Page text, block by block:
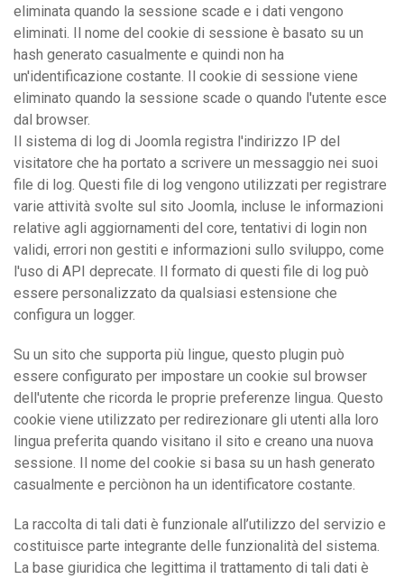
eliminata quando la sessione scade e i dati vengono
eliminati. Il nome del cookie di sessione è basato su un
hash generato casualmente e quindi non ha
un'identificazione costante. Il cookie di sessione viene
eliminato quando la sessione scade o quando l'utente esce
dal browser.
Il sistema di log di Joomla registra l'indirizzo IP del
visitatore che ha portato a scrivere un messaggio nei suoi
file di log. Questi file di log vengono utilizzati per registrare
varie attività svolte sul sito Joomla, incluse le informazioni
relative agli aggiornamenti del core, tentativi di login non
validi, errori non gestiti e informazioni sullo sviluppo, come
l'uso di API deprecate. Il formato di questi file di log può
essere personalizzato da qualsiasi estensione che
configura un logger.
Su un sito che supporta più lingue, questo plugin può
essere configurato per impostare un cookie sul browser
dell'utente che ricorda le proprie preferenze lingua. Questo
cookie viene utilizzato per redirezionare gli utenti alla loro
lingua preferita quando visitano il sito e creano una nuova
sessione. Il nome del cookie si basa su un hash generato
casualmente e perciònon ha un identificatore costante.
La raccolta di tali dati è funzionale all’utilizzo del servizio e
costituisce parte integrante delle funzionalità del sistema.
La base giuridica che legittima il trattamento di tali dati è